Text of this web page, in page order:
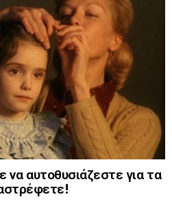
να αυτοθυσιάζεστε για τα